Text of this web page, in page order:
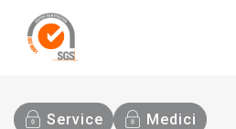
Service Medici